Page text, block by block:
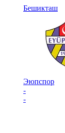
Бешикташ
Эюпспор
-
-